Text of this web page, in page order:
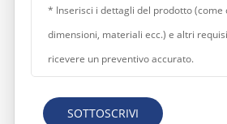
SOTTOSCRIVI